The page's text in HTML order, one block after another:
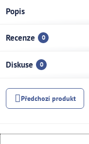
Popis
Recenze 0
Diskuse 0
Předchozí produkt